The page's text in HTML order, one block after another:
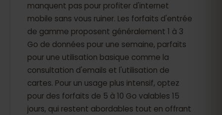
manquent pas pour profiter d'internet
mobile sans vous ruiner. Les forfaits d'entrée
de gamme proposent généralement 1 à 3
Go de données pour une semaine, parfaits
pour une utilisation basique comme la
consultation d'emails et l'utilisation de
cartes. Pour un usage plus intensif, optez
pour des forfaits de 5 à 10 Go valables 15
jours, qui restent abordables tout en offrant